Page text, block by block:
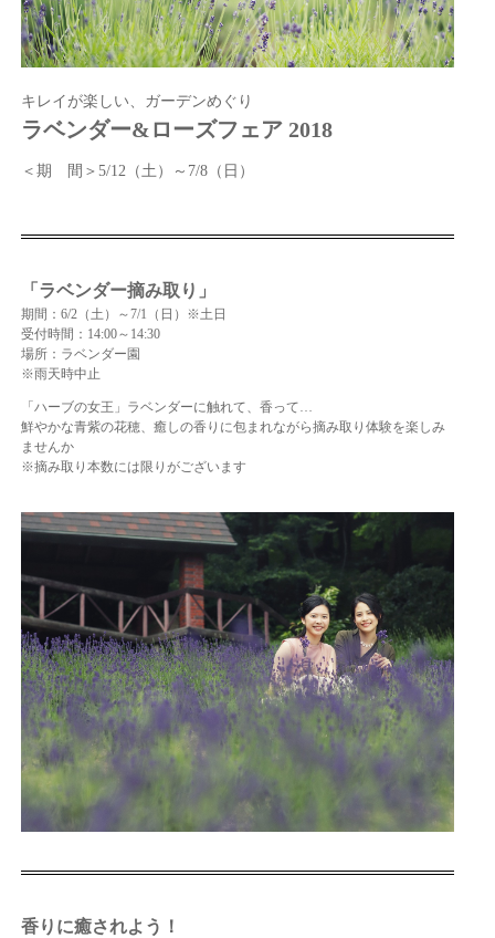
キレイが楽しい、ガーデンめぐり
ラベンダー&ローズフェア 2018
＜期 間＞5/12（土）～7/8（日）
「ラベンダー摘み取り」
期間：6/2（土）～7/1（日）※土日
受付時間：14:00～14:30
場所：ラベンダー園
※雨天時中止
「ハーブの女王」ラベンダーに触れて、香って…
鮮やかな青紫の花穂、癒しの香りに包まれながら摘み取り体験を楽しみ
ませんか
※摘み取り本数には限りがございます
香りに癒されよう！